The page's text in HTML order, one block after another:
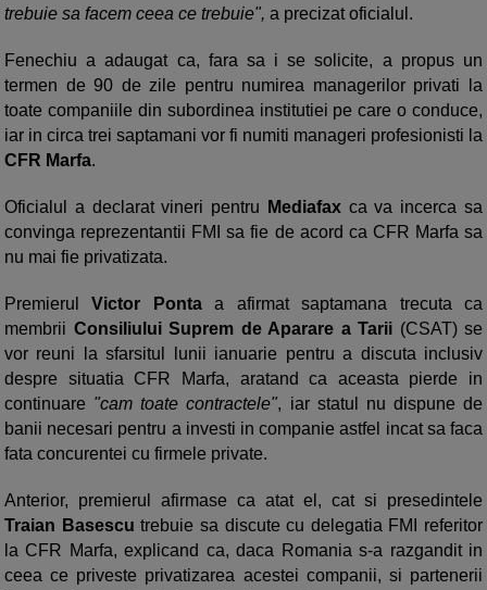
trebuie sa facem ceea ce trebuie", a precizat oficialul.
Fenechiu a adaugat ca, fara sa i se solicite, a propus un
termen de 90 de zile pentru numirea managerilor privati la
toate companiile din subordinea institutiei pe care o conduce,
iar in circa trei saptamani vor fi numiti manageri profesionisti la
CFR Marfa.
Oficialul a declarat vineri pentru Mediafax ca va incerca sa
convinga reprezentantii FMI sa fie de acord ca CFR Marfa sa
nu mai fie privatizata.
PremierulVictor Pontaa afirmat saptamana trecuta ca
membrii Consiliului Suprem de Aparare a Tarii (CSAT) se
vor reuni la sfarsitul lunii ianuarie pentru a discuta inclusiv
despre situatia CFR Marfa, aratand ca aceasta pierde in
continuare "cam toate contractele", iar statul nu dispune de
banii necesari pentru a investi in companie astfel incat sa faca
fata concurentei cu firmele private.
Anterior, premierul afirmase ca atat el, cat si presedintele
Traian Basescutrebuie sa discute cu delegatia FMI referitor
la CFR Marfa, explicand ca, daca Romania s-a razgandit in
ceea ce priveste privatizarea acestei companii, si partenerii